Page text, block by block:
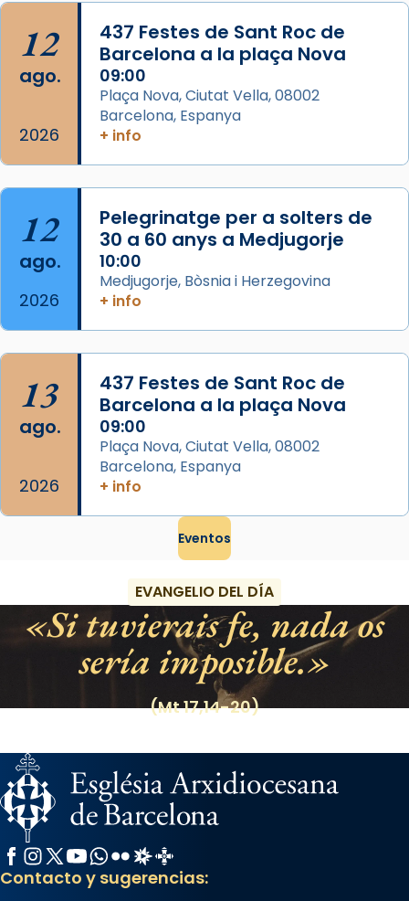
Acompanyant la història de sant Cugat, a
partir de l’Edat Mitjana sorgeix la tradició
que les santes Juliana (“relatiu a Júlia”) i
Semproniana (“relatiu a Semprònia =
eterna”) són deixebles seves. I l’any 1667, el
frare Joan Gaspar Roig, afirma en una obra
que les santes són filles de l’antiga Iluro.
Mataró en reivindicarà les relíq
Foto
View on Facebook ·
12
ago.
2026
437 Festes de Sant Roc de
Barcelona a la plaça Nova
09:00
Plaça Nova, Ciutat Vella, 08002
Barcelona, Espanya
+ info
12
ago.
2026
Pelegrinatge per a solters de
30 a 60 anys a Medjugorje
10:00
Medjugorje, Bòsnia i Herzegovina
+ info
13
ago.
2026
437 Festes de Sant Roc de
Barcelona a la plaça Nova
09:00
Plaça Nova, Ciutat Vella, 08002
Barcelona, Espanya
+ info
Eventos
EVANGELIO DEL DÍA
Si tuvierais fe, nada os
sería imposible.
(Mt 17,14-20)
Facebook
Instagram
X / Twitter
YouTube
WhatsApp
FlickrRadio Estel
Catalunya Cristiana
Contacto y sugerencias: